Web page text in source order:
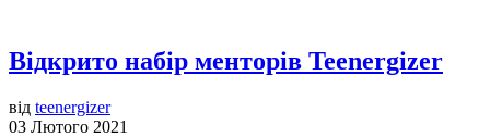
Відкрито набір менторів Teenergizer
від teenergizer
03 Лютого 2021